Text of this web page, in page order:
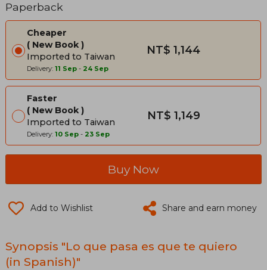
Paperback
Cheaper
New Book
Imported to Taiwan
Delivery: 11 Sep - 24 Sep
NT$ 1,144
Faster
New Book
Imported to Taiwan
Delivery: 10 Sep - 23 Sep
NT$ 1,149
Buy Now
Add to Wishlist Share and earn money
Synopsis "Lo que pasa es que te quiero
(in Spanish)"